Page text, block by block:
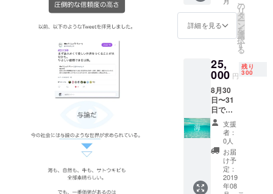
IREの
ザー名
を掲載
ご了承
くださ
い。」
通費は
含まれ
ません
い。
「※支援
ず備考
欄にご
希望の
お名前
をご記
入くだ
さい。
記入の
ない場
合は
CAMPF
前に
メール
にて、
くださ
い。 ・
名前 ・
参加日
程 ・職
業 ま
た、こ
の金額
には食
費・宿
泊費が
含まれ
ます
が、交
です。
連日参
加する
方は、
「必
の日程
もプラ
ンとし
て参加
してく
ださ
い。
「陸」
とは間
違えな
いよう
にして
くださ
い。 事
詳細を見る
の
リ
タ
ー
ン
を
選
択
す
る
25,
000 円
残り
300
8月30
日〜31
日で参
加する
人に向
けたプ
ランで
す。
コース
名は
「海」
支援
者：
0人
お届
け予
定：
2019
年08